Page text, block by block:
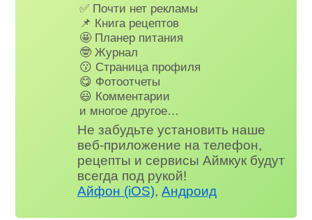
✅ Почти нет рекламы
📌 Книга рецептов
🤩 Планер питания
🤓 Журнал
😗 Страница профиля
😋 Фотоотчеты
😃 Комментарии
и многое другое…
Не забудьте установить наше
веб-приложение на телефон,
рецепты и сервисы Аймкук будут
всегда под рукой!
Айфон (iOS),Андроид